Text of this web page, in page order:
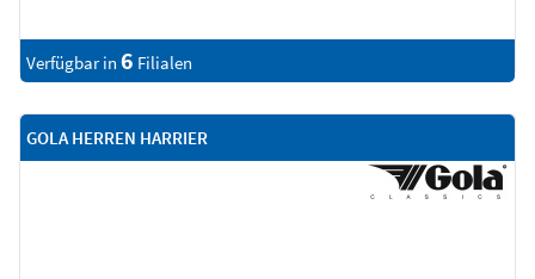
Verfügbar in 6 Filialen
GOLA HERREN HARRIER